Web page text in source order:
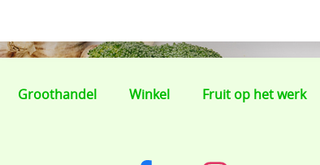
Groothandel Winkel Fruit op het werk